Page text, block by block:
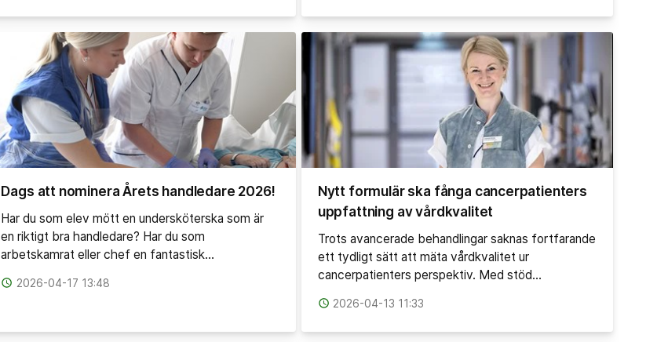
Dags att nominera Årets handledare 2026!
Har du som elev mött en undersköterska som är
en riktigt bra handledare? Har du som
arbetskamrat eller chef en fantastisk…
access_time 2026-04-17 13:48
Nytt formulär ska fånga cancerpatienters
uppfattning av vårdkvalitet
Trots avancerade behandlingar saknas fortfarande
ett tydligt sätt att mäta vårdkvalitet ur
cancerpatienters perspektiv. Med stöd…
access_time 2026-04-13 11:33